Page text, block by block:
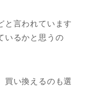
と言われています
いるかと思うの
買い換えるのも選